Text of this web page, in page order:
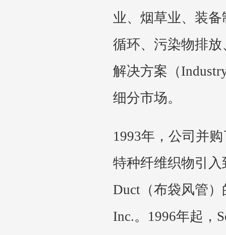
业、烟草业、装
循环、污染物排
解决方案（
细分市场。
1993年，公司并
特种纤维织物引
Duct（布袋风管
Inc.。1996年起，